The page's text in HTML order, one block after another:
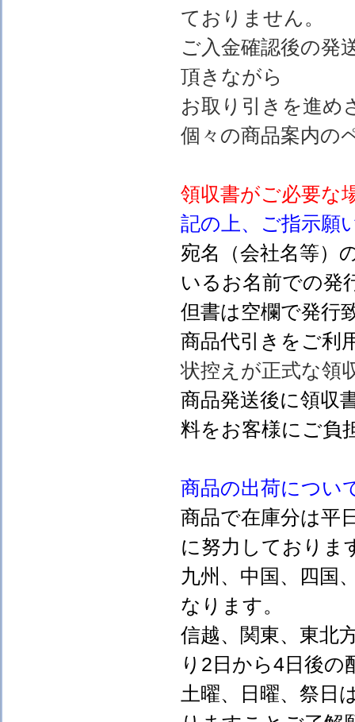
ておりません。
ご入金確認後の発
頂きながら
お取り引きを進め
個々の商品案内の
領収書がご必要な
記の上、ご指示願
宛名（会社名等）
いるお名前での発
但書は空欄で発行
商品代引きをご利
状控えが正式な領
商品発送後に領収
料をお客様にご負
商品の出荷につい
商品で在庫分は平
に努力しておりま
九州、中国、四国
なります。
信越、関東、東北
り2日から4日後の
土曜、日曜、祭日